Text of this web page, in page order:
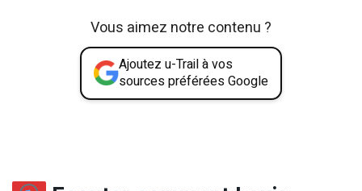
Vous aimez notre contenu ?
Ajoutez u-Trail à vos
sources préférées Google